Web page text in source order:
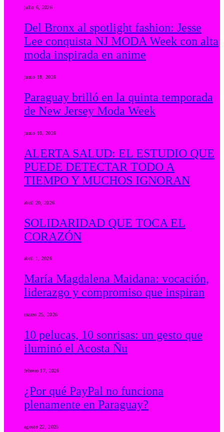
julio 6, 2026
Del Bronx al spotlight fashion: Jesse
Lee conquista NJ MODA Week con alta
moda inspirada en anime
junio 18, 2026
Paraguay brilló en la quinta temporada
de New Jersey Moda Week
junio 10, 2026
ALERTA SALUD: EL ESTUDIO QUE
PUEDE DETECTAR TODO A
TIEMPO Y MUCHOS IGNORAN
abril 20, 2026
SOLIDARIDAD QUE TOCA EL
CORAZÓN
abril 1, 2026
María Magdalena Maidana: vocación,
liderazgo y compromiso que inspiran
marzo 25, 2026
10 pelucas, 10 sonrisas: un gesto que
iluminó el Acosta Ñu
febrero 17, 2026
¿Por qué PayPal no funciona
plenamente en Paraguay?
agosto 22, 2025